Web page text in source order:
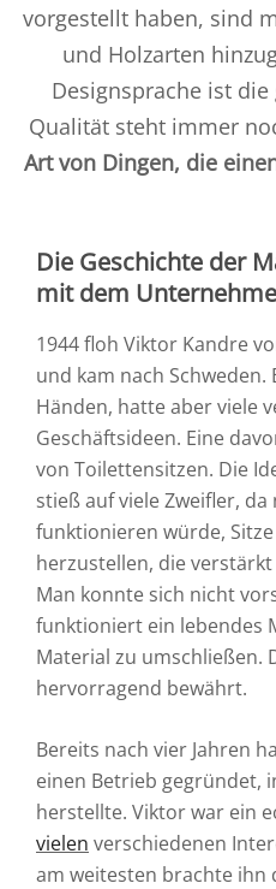
vorgestellt haben, sind
und Holzarten
Designsprache ist
Qualität steht immer
Art von Dingen, die
Die Geschichte der
mit dem
1944 floh Viktor Kandre
und kam nach Schweden.
Händen, hatte aber viele
Geschäftsideen. Eine
von Toilettensitzen. Die
stieß auf viele Zweifler,
funktionieren würde,
herzustellen, die
Man konnte sich nicht
funktioniert ein lebendes
Material zu umschließen.
hervorragend bewährt.
Bereits nach vier Jahren
einen Betrieb gegründet,
herstellte. Viktor war ein
vielen verschiedenen
am weitesten brachte ihn